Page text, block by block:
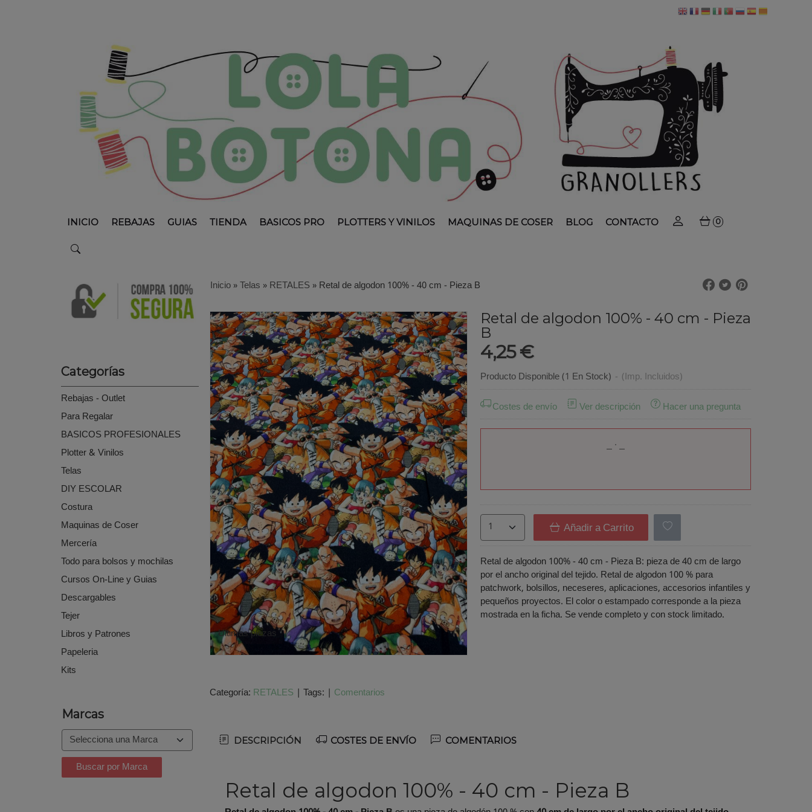
INICIO REBAJAS GUIAS TIENDA BASICOS PRO PLOTTERS Y VINILOS MAQUINAS DE COSER BLOG CONTACTO 0
Categorías
Rebajas - Outlet
Para Regalar
BASICOS PROFESIONALES
Plotter & Vinilos
Telas
DIY ESCOLAR
Costura
Maquinas de Coser
Mercería
Todo para bolsos y mochilas
Cursos On-Line y Guias
Descargables
Tejer
Libros y Patrones
Papeleria
Kits
Marcas
Inicio»Telas »RETALES »Retal de algodon 100% - 40 cm - Pieza B
Ultimas piezas
Retal de algodon 100% - 40 cm - Pieza
B
4,25 €
Producto Disponible(1 En Stock) - (Imp. Incluidos)
Costes de envío
Ver descripción Hacer una pregunta
Añadir a Carrito
Retal de algodon 100% - 40 cm - Pieza B: pieza de 40 cm de largo
por el ancho original del tejido. Retal de algodon 100 % para
patchwork, bolsillos, neceseres, aplicaciones, accesorios infantiles y
pequeños proyectos. El color o estampado corresponde a la pieza
mostrada en la ficha. Se vende completo y con stock limitado.
Categoría: RETALES | Tags: | Comentarios
DESCRIPCIÓN COSTES DE ENVÍO COMENTARIOS
Retal de algodon 100% - 40 cm - Pieza B